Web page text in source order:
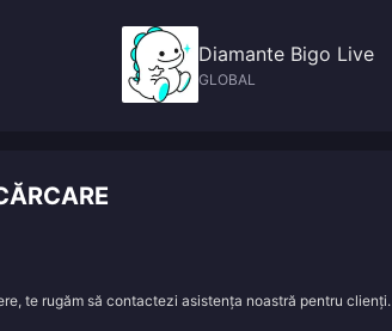
Diamante Bigo Live
GLOBAL
te rugăm să contactezi asistența noastră pentru clienți.